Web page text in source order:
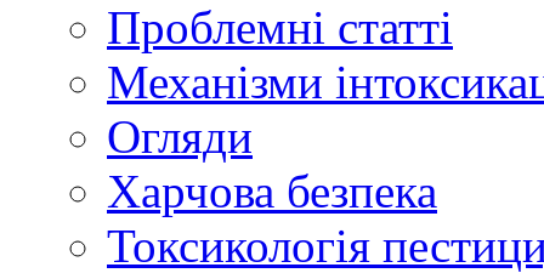
Проблемні статті
Механізми
Огляди
Харчова безпека
Токсикологія